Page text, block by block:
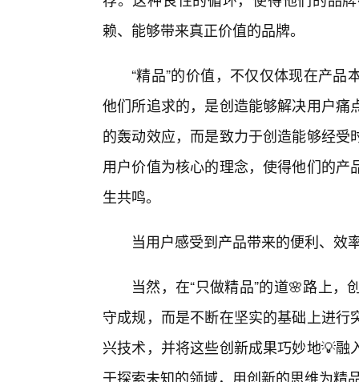
赖、能够带来真正价值的品牌。
“精品”的价值，不仅仅体现在产
他们所追求的，是创造能够解决用户
的轰动效应，而是致力于创造能够经
用户价值为核心的理念，使得他们的
生共鸣。
当用户感受到产品带来的便利、效
当然，在“只做精品”的道🌸路上
守成规，而是不断在坚实的基础上进
兴技术，并将这些创新成果巧妙地💡
于探索未知的领域，用创新的思维为精